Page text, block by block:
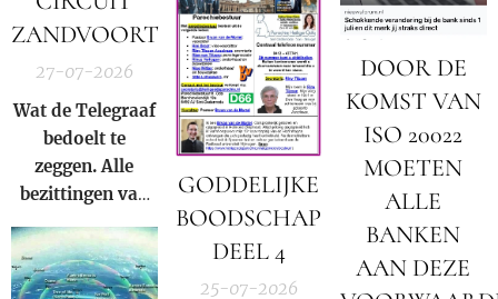
ZANDVOORT
27-07-2026
Wat de Telegraaf
bedoelt te
zeggen. Alle
bezittingen van
Prins Bernhard
(Jr.) zijn in
beslag genomen
onderdeel van
hun satanische
geloof:
"Nederland is
een republiek
waarin één en
dezelfde familie
altijd de
levert".
GODDELIJKE
BOODSCHAP
DEEL 4
25-07-2026
van de Rooms-
Katholieke kerk
binnen onze
huidige
DOOR DE
KOMST VAN
ISO 20022
MOETEN
ALLE
BANKEN
AAN DEZE